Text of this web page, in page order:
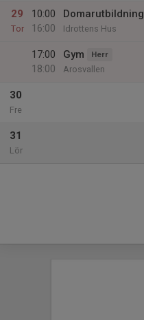
29
Tor
10:00
16:00
Domarutbildning
Idrottens Hus
17:00
18:00
Gym Herr
Arosvallen
30
Fre
31
Lör